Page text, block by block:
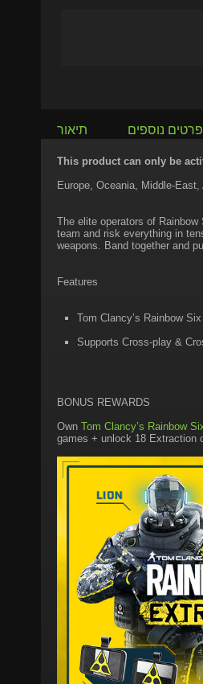
תיאור פרטים נוספים
This product can only be
Europe, Oceania, Middle-
The elite operators of
team and risk everything in
weapons. Band together and
Features
Tom Clancy’s Rainbow
Supports Cross-play &
BONUS REWARDS
Own Tom Clancy’s Rainbow
games + unlock 18 Extraction